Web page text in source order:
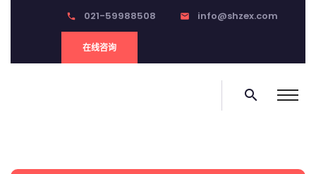
phone 021-59988508 email info@shzex.com
在线咨询
search